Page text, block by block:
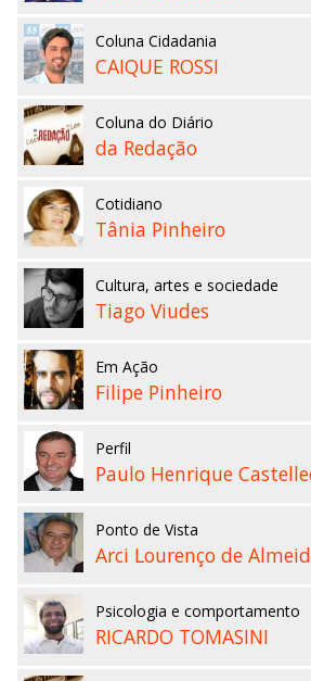
Coluna Cidadania
CAIQUE ROSSI
Coluna do Diário
da Redação
Cotidiano
Tânia Pinheiro
Cultura, artes e sociedade
Tiago Viudes
Em Ação
Filipe Pinheiro
Perfil
Paulo Henrique
Ponto de Vista
Arci Lourenço de
Psicologia e comportamento
RICARDO TOMASINI